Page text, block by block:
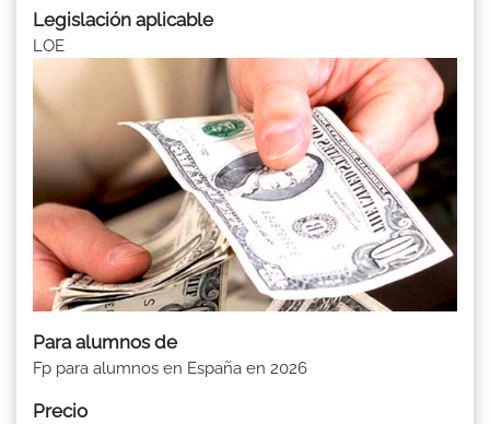
Legislación aplicable
LOE
Para alumnos de
Fp para alumnos en España en 2026
Precio